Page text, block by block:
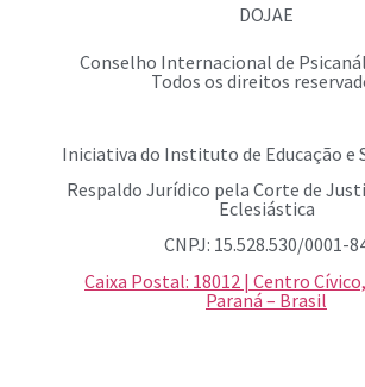
DOJAE
Conselho Internacional de
Todos os direitos
Iniciativa do Instituto de Educação e
Respaldo Jurídico pela Corte de
Eclesiástica
CNPJ: 15.528.530/0001-
Caixa Postal: 18012 | Centro
Paraná – Brasil